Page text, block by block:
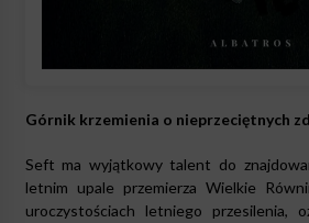
Górnik krzemienia o nieprzeciętnych
Seft ma wyjątkowy talent do
letnim upale przemierza Wielkie
uroczystościach letniego przesilenia,